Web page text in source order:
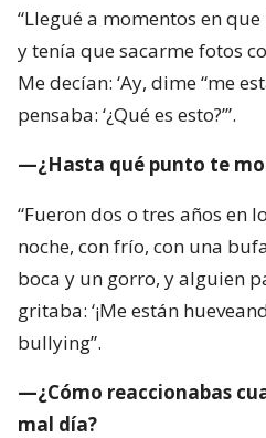
“Llegué a momentos en
y tenía que sacarme fotos
Me decían: ‘Ay, dime “me
pensaba: ‘¿Qué es esto?’”.
—¿Hasta qué punto te
“Fueron dos o tres años en
noche, con frío, con una
boca y un gorro, y alguien
gritaba: ‘¡Me están
bullying”.
—¿Cómo reaccionabas
mal día?